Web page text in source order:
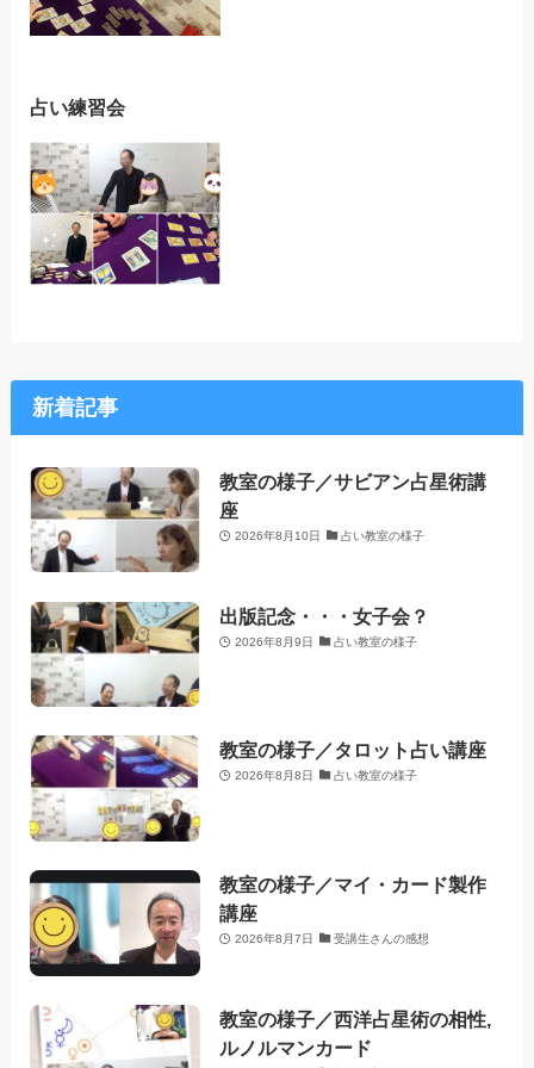
占い練習会
新着記事
教室の様子／サビアン占星術講
座
2026年8月10日 占い教室の様子
出版記念・・・女子会？
2026年8月9日 占い教室の様子
教室の様子／タロット占い講座
2026年8月8日 占い教室の様子
教室の様子／マイ・カード製作
講座
2026年8月7日 受講生さんの感想
教室の様子／西洋占星術の相性,
ルノルマンカード